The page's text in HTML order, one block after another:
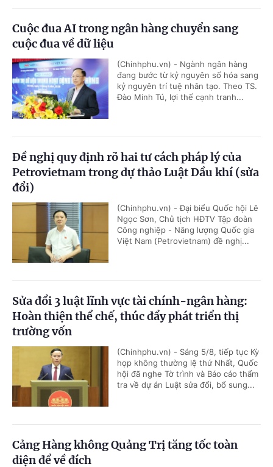
Cuộc đua AI trong ngân hàng chuyển sang
cuộc đua về dữ liệu
(Chinhphu.vn) - Ngành ngân hàng
đang bước từ kỷ nguyên số hóa sang
kỷ nguyên trí tuệ nhân tạo. Theo TS.
Đào Minh Tú, lợi thế cạnh tranh...
Đề nghị quy định rõ hai tư cách pháp lý của
Petrovietnam trong dự thảo Luật Dầu khí (sửa
đổi)
(Chinhphu.vn) - Đại biểu Quốc hội Lê
Ngọc Sơn, Chủ tịch HĐTV Tập đoàn
Công nghiệp - Năng lượng Quốc gia
Việt Nam (Petrovietnam) đề nghị...
Sửa đổi 3 luật lĩnh vực tài chính-ngân hàng:
Hoàn thiện thể chế, thúc đẩy phát triển thị
trường vốn
(Chinhphu.vn) - Sáng 5/8, tiếp tục Kỳ
họp không thường lệ thứ Nhất, Quốc
hội đã nghe Tờ trình và Báo cáo thẩm
tra về dự án Luật sửa đổi, bổ sung...
Cảng Hàng không Quảng Trị tăng tốc toàn
diện để về đích